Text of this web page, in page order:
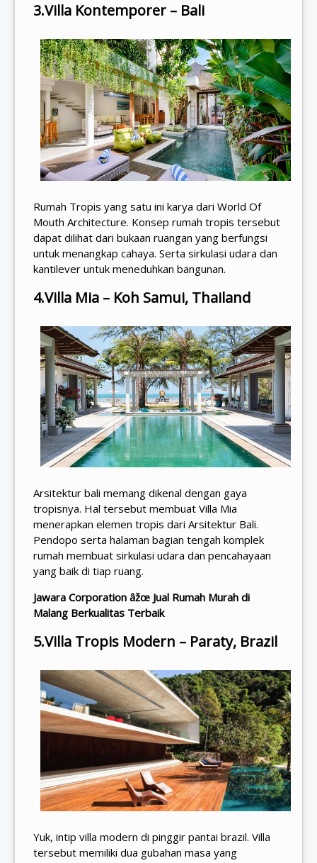
3.Villa Kontemporer – Bali
Rumah Tropis yang satu ini karya dari World Of
Mouth Architecture. Konsep rumah tropis tersebut
dapat dilihat dari bukaan ruangan yang berfungsi
untuk menangkap cahaya. Serta sirkulasi udara dan
kantilever untuk meneduhkan bangunan.
4.Villa Mia – Koh Samui, Thailand
Arsitektur bali memang dikenal dengan gaya
tropisnya. Hal tersebut membuat Villa Mia
menerapkan elemen tropis dari Arsitektur Bali.
Pendopo serta halaman bagian tengah komplek
rumah membuat sirkulasi udara dan pencahayaan
yang baik di tiap ruang.
Jawara Corporation âžœ Jual Rumah Murah di
Malang Berkualitas Terbaik
5.Villa Tropis Modern – Paraty, Brazil
Yuk, intip villa modern di pinggir pantai brazil. Villa
tersebut memiliki dua gubahan masa yang